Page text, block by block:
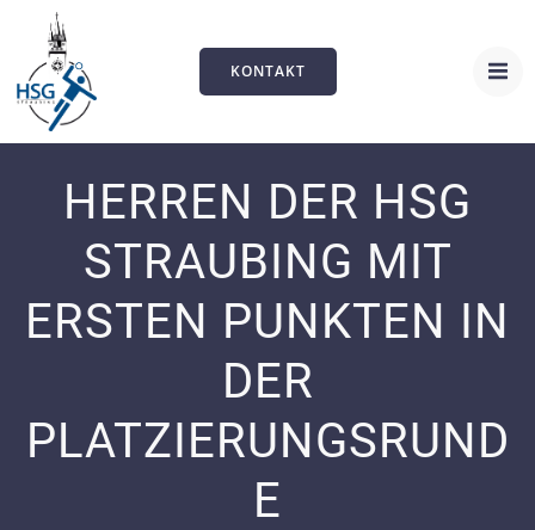
springen
KONTAKT
HERREN DER HSG
STRAUBING MIT
ERSTEN PUNKTEN IN
DER
PLATZIERUNGSRUND
E